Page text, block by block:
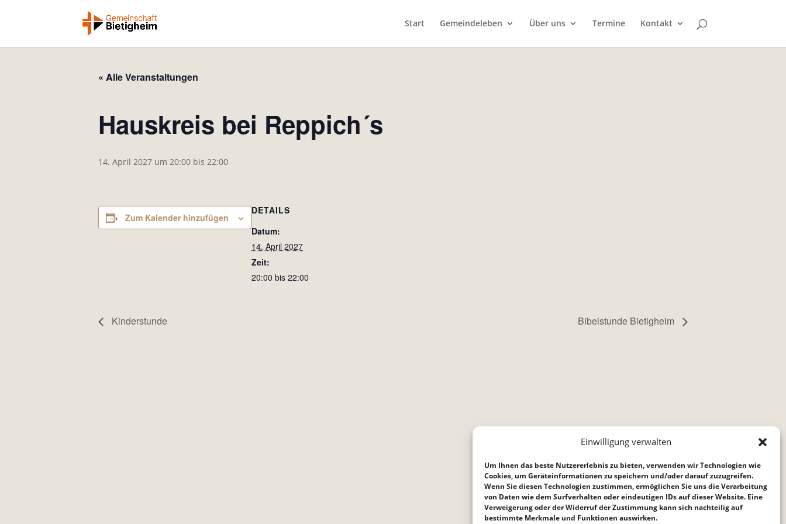
Einwilligung verwalten
Um Ihnen das beste Nutzererlebnis zu bieten, verwenden wir Technologien wie
Cookies, um Geräteinformationen zu speichern und/oder darauf zuzugreifen.
Wenn Sie diesen Technologien zustimmen, ermöglichen Sie uns die Verarbeitung
von Daten wie dem Surfverhalten oder eindeutigen IDs auf dieser Website. Eine
Verweigerung oder der Widerruf der Zustimmung kann sich nachteilig auf
bestimmte Merkmale und Funktionen auswirken.
Start Gemeindeleben Über uns Termine Kontakt
« Alle Veranstaltungen
Hauskreis bei Reppich´s
14. April 2027 um 20:00 bis 22:00
Zum Kalender hinzufügen
DETAILS
Datum:
14. April 2027
Zeit:
20:00 bis 22:00
Kinderstunde Bibelstunde Bietigheim